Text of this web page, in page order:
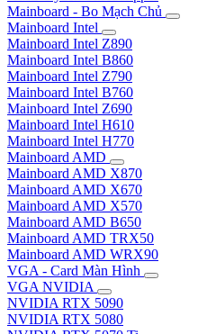
Mainboard - Bo Mạch Chủ
Mainboard Intel
Mainboard Intel Z890
Mainboard Intel B860
Mainboard Intel Z790
Mainboard Intel B760
Mainboard Intel Z690
Mainboard Intel H610
Mainboard Intel H770
Mainboard AMD
Mainboard AMD X870
Mainboard AMD X670
Mainboard AMD X570
Mainboard AMD B650
Mainboard AMD TRX50
Mainboard AMD WRX90
VGA - Card Màn Hình
VGA NVIDIA
NVIDIA RTX 5090
NVIDIA RTX 5080